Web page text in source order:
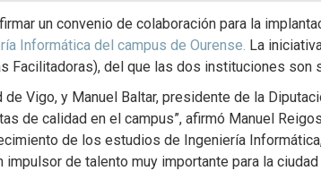
un convenio de colaboración para la
Informática del campus de Ourense. La
Facilitadoras), del que las dos instituciones son
Vigo, y Manuel Baltar, presidente de la
de calidad en el campus”, afirmó Manuel
de los estudios de Ingeniería
de talento muy importante para la